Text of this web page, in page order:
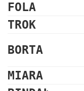
FOLA
TROK
BORTA
MIARA